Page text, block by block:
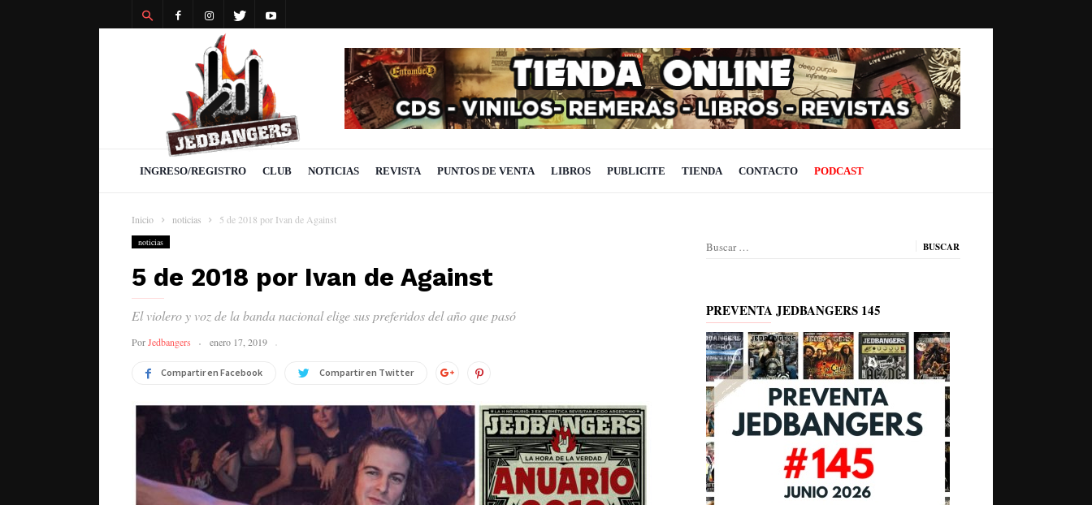
INGRESO/REGISTRO CLUB NOTICIAS REVISTA PUNTOS DE VENTA LIBROS PUBLICITE TIENDA CONTACTO PODCAST
Inicio noticias 5 de 2018 por Ivan de Against
noticias
5 de 2018 por Ivan de Against
El violero y voz de la banda nacional elige sus preferidos del año que pasó
PorJedbangers enero 17, 2019
Compartir en Facebook Compartir en Twitter
Buscar:
PREVENTA JEDBANGERS 145